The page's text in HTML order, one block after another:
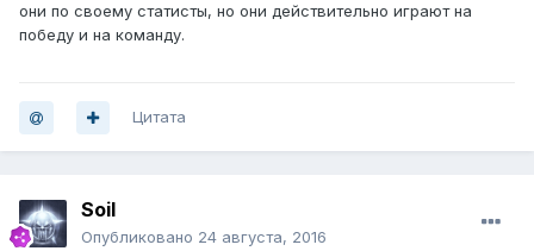
они по своему статисты, но они действительно играют на
победу и на команду.
Цитата
Soil
Опубликовано 24 августа, 2016